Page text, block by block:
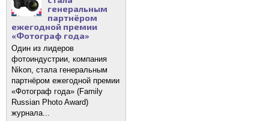
генеральным
партнёром
ежегодной премии
«Фотограф года»
Один из лидеров
фотоиндустрии, компания
Nikon, стала генеральным
партнёром ежегодной премии
«Фотограф года» (Family
Russian Photo Award)
журнала...